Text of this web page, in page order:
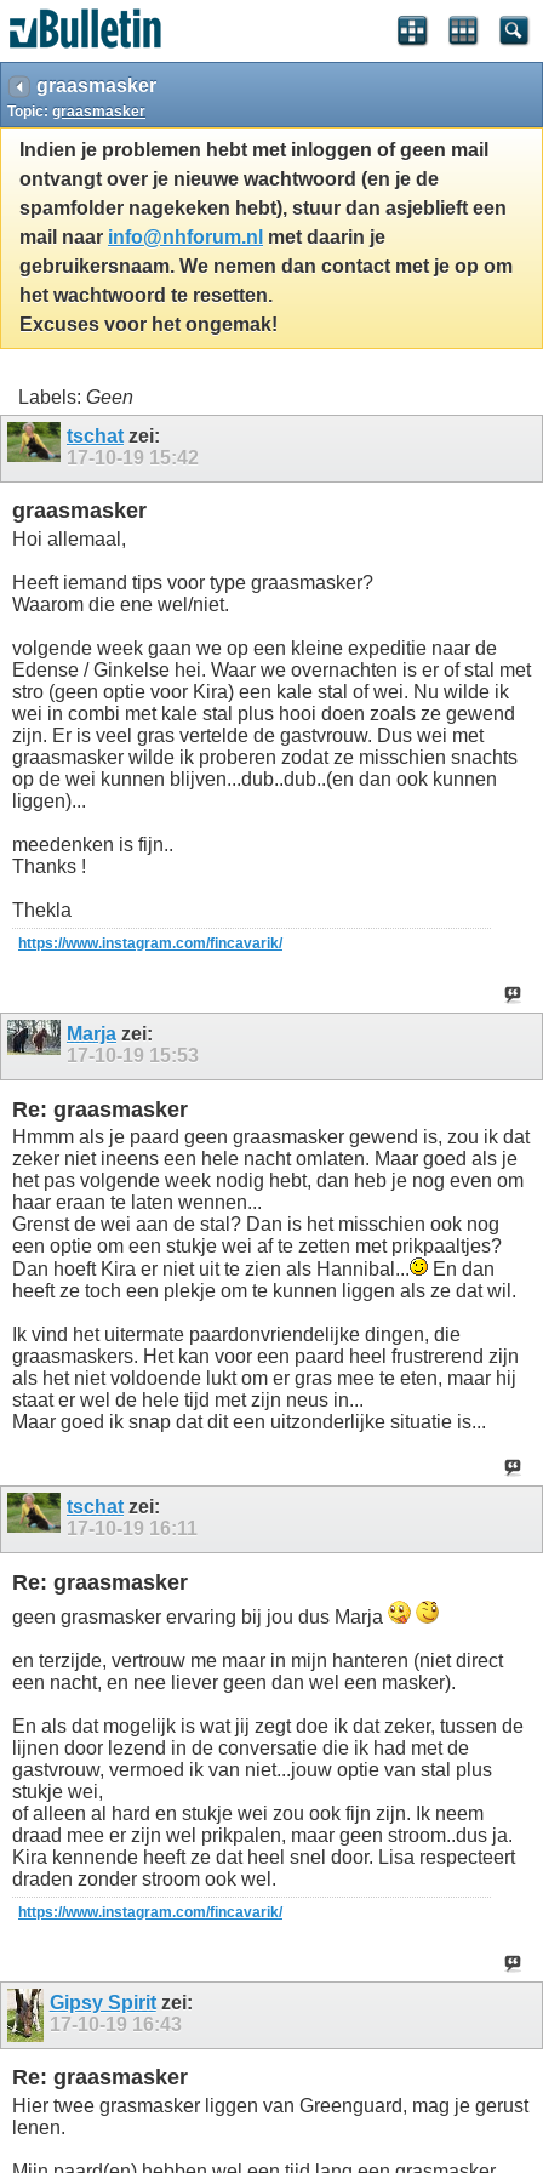
graasmasker
Topic: graasmasker
Indien je problemen hebt met inloggen of geen mail
ontvangt over je nieuwe wachtwoord (en je de
spamfolder nagekeken hebt), stuur dan asjeblieft een
mail naar info@nhforum.nl met daarin je
gebruikersnaam. We nemen dan contact met je op om
het wachtwoord te resetten.
Excuses voor het ongemak!
Labels: Geen
tschat zei:
17-10-19 15:42
graasmasker
Hoi allemaal,
Heeft iemand tips voor type graasmasker?
Waarom die ene wel/niet.
volgende week gaan we op een kleine expeditie naar de
Edense / Ginkelse hei. Waar we overnachten is er of stal met
stro (geen optie voor Kira) een kale stal of wei. Nu wilde ik
wei in combi met kale stal plus hooi doen zoals ze gewend
zijn. Er is veel gras vertelde de gastvrouw. Dus wei met
graasmasker wilde ik proberen zodat ze misschien snachts
op de wei kunnen blijven...dub..dub..(en dan ook kunnen
liggen)...
meedenken is fijn..
Thanks !
Thekla
https://www.instagram.com/fincavarik/
Marja zei:
17-10-19 15:53
Re: graasmasker
Hmmm als je paard geen graasmasker gewend is, zou ik dat
zeker niet ineens een hele nacht omlaten. Maar goed als je
het pas volgende week nodig hebt, dan heb je nog even om
haar eraan te laten wennen...
Grenst de wei aan de stal? Dan is het misschien ook nog
een optie om een stukje wei af te zetten met prikpaaltjes?
Dan hoeft Kira er niet uit te zien als Hannibal...
En dan
heeft ze toch een plekje om te kunnen liggen als ze dat wil.
Ik vind het uitermate paardonvriendelijke dingen, die
graasmaskers. Het kan voor een paard heel frustrerend zijn
als het niet voldoende lukt om er gras mee te eten, maar hij
staat er wel de hele tijd met zijn neus in...
Maar goed ik snap dat dit een uitzonderlijke situatie is...
tschat zei:
17-10-19 16:11
Re: graasmasker
geen grasmasker ervaring bij jou dus Marja
en terzijde, vertrouw me maar in mijn hanteren (niet direct
een nacht, en nee liever geen dan wel een masker).
En als dat mogelijk is wat jij zegt doe ik dat zeker, tussen de
lijnen door lezend in de conversatie die ik had met de
gastvrouw, vermoed ik van niet...jouw optie van stal plus
stukje wei,
of alleen al hard en stukje wei zou ook fijn zijn. Ik neem
draad mee er zijn wel prikpalen, maar geen stroom..dus ja.
Kira kennende heeft ze dat heel snel door. Lisa respecteert
draden zonder stroom ook wel.
https://www.instagram.com/fincavarik/
Gipsy Spiritzei:
17-10-19 16:43
Re: graasmasker
Hier twee grasmasker liggen van Greenguard, mag je gerust
lenen.